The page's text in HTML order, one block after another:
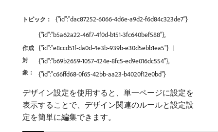
トピック： {"id":"dac87252-6066-4d6e-a9d2-f6d84c323de7"}
作成
対
象：
{"id":"b5a62a22-46f7-4f0d-b151-3fc640bef588"},
{"id":"e8ccd51f-da0d-4e3b-939b-e30d5ebb1ea5"}
{"id":"b69b2659-1057-424e-8fc5-ed9e016dc554"},
{"id":"c66ffd68-0f65-42bb-aa23-b4020f12e0bd"}
デザイン設定を使用すると、単一ページに設定を
表示することで、デザイン関連のルールと設定設
定を簡単に編集できます。